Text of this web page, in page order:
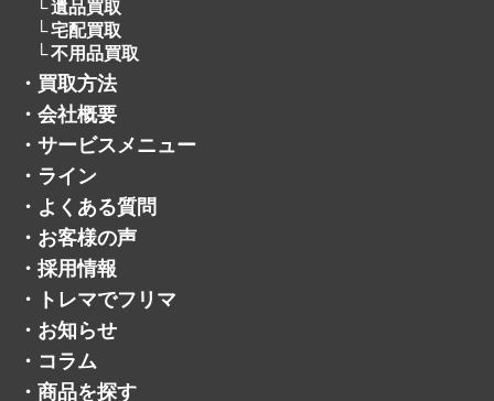
貴金属
アクセサリー
宝石
自転車
パチンコ・パチスロ
遺品買取
宅配買取
不用品買取
・
買取方法
・ 会社概要
・ サービスメニュー
・ ライン
・ よくある質問
・ お客様の声
・ 採用情報